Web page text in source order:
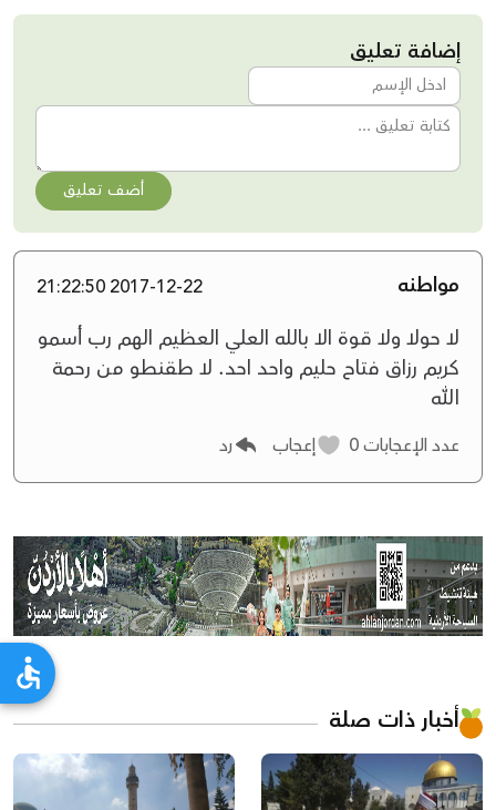
إضافة تعليق
أضف تعليق
مواطنه 2017-12-22 21:22:50
لا حولا ولا قوة الا بالله العلي العظيم الهم رب أسمو
كريم رزاق فتاح حليم واحد احد. لا طقنطو من رحمة
الله
عدد الإعجابات إعجاب رد
أخبار ذات صلة